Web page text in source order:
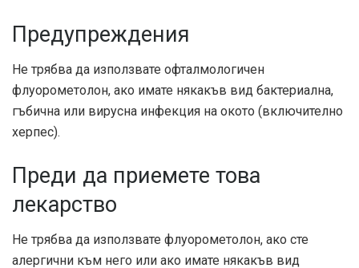
Предупреждения
Не трябва да използвате офталмологичен
флуорометолон, ако имате някакъв вид бактериална,
гъбична или вирусна инфекция на окото (включително
херпес).
Преди да приемете това
лекарство
Не трябва да използвате флуорометолон, ако сте
алергични към него или ако имате някакъв вид